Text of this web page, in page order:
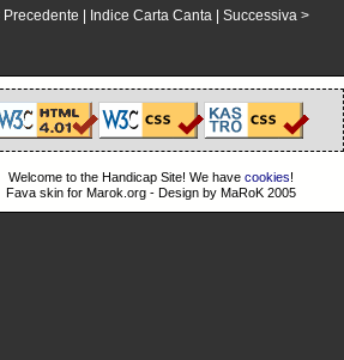
Precedente Indice Carta Canta Successiva >
Welcome to the Handicap Site! We have cookies!
Fava skin for Marok.org - Design by MaRoK 2005